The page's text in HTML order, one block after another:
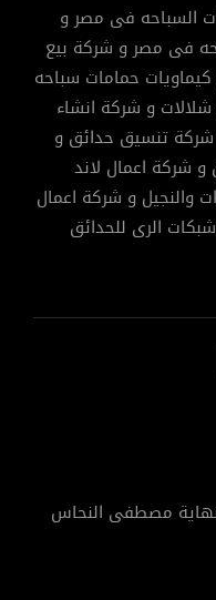
السباحه فى مصر و
فى مصر و شركة بيع
حمامات سباحه
و شركة انشاء
شركة تنسيق حدائق و
شركة اعمال لاند
والنجيل و شركة اعمال
الرى للحدائق
نهاية مصطفى النحاس